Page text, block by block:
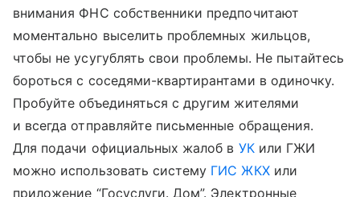
внимания ФНС собственники предпочитают
моментально выселить проблемных жильцов,
чтобы не усугублять свои проблемы. Не пытайтесь
бороться с соседями-квартирантами в одиночку.
Пробуйте объединяться с другим жителями
и всегда отправляйте письменные обращения.
Для подачи официальных жалоб в УКили ГЖИ
можно использовать систему ГИС ЖКХили
приложение “Госуслуги. Дом”. Электронные